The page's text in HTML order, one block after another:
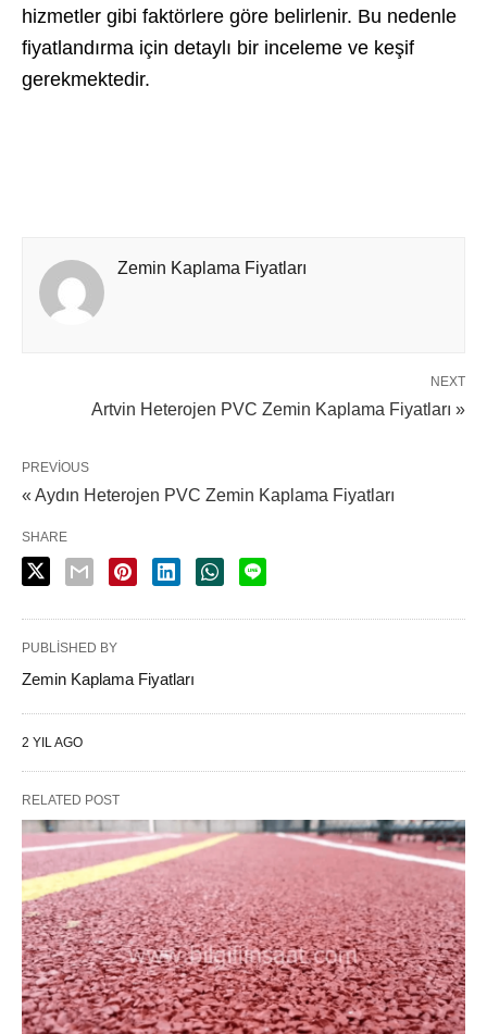
hizmetler gibi faktörlere göre belirlenir. Bu nedenle
fiyatlandırma için detaylı bir inceleme ve keşif
gerekmektedir.
Zemin Kaplama Fiyatları
NEXT
Artvin Heterojen PVC Zemin Kaplama Fiyatları »
PREVIOUS
« Aydın Heterojen PVC Zemin Kaplama Fiyatları
SHARE
PUBLISHED BY
Zemin Kaplama Fiyatları
2 YIL AGO
RELATED POST